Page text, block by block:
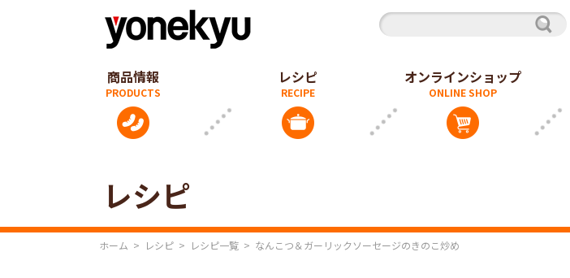
商品情報 レシピ オンラインショップ
レシピ
ホーム > レシピ > レシピ一覧 > なんこつ＆ガーリックソーセージのきのこ炒め